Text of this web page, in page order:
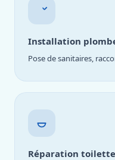
Installation
Pose de sanitaires,
Réparation toilette